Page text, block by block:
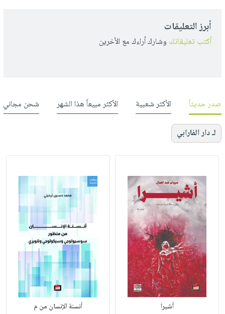
أبرز التعليقات
أكتب تعليقاتك وشارك أراءك مع الأخرين
صدر حديثاً الأكثر شعبية الأكثر مبيعاً هذا الشهر شحن مجاني
لـ دار الفارابي
أشيرا أنسنة الإنسان من م